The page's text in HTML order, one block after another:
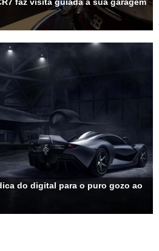
do digital para o puro gozo ao